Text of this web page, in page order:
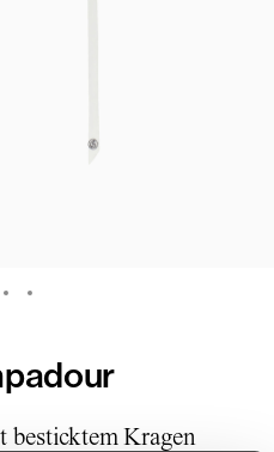
besticktem Kragen